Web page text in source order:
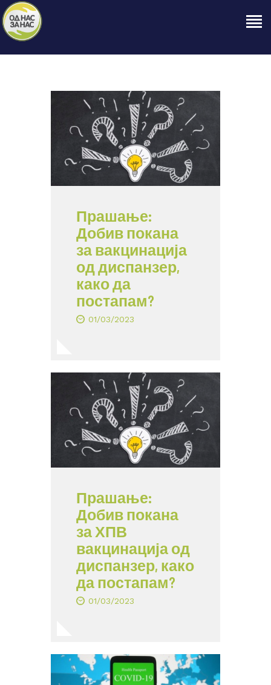
ЗА НАС
НАШЕ ПРАВО
ОБЈАВИ
ПРОЕКТИ
КОНТАКТ
Прашање:
Добив покана
за вакцинација
од диспанзер,
како да
постапам?
01/03/2023
Прашање:
Добив покана
за ХПВ
вакцинација од
диспанзер, како
да постапам?
01/03/2023